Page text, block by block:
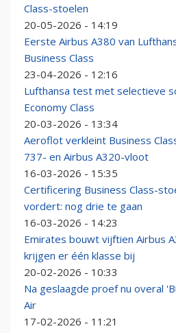
Class-stoelen
20-05-2026 - 14:19
Eerste Airbus A380 van
Business Class
23-04-2026 - 12:16
Lufthansa test met selectieve
Economy Class
20-03-2026 - 13:34
Aeroflot verkleint Business
737- en Airbus A320-vloot
16-03-2026 - 15:35
Certificering Business Class-
vordert: nog drie te gaan
16-03-2026 - 14:23
Emirates bouwt vijftien Airbus
krijgen er één klasse bij
20-02-2026 - 10:33
Na geslaagde proef nu overal
Air
17-02-2026 - 11:21